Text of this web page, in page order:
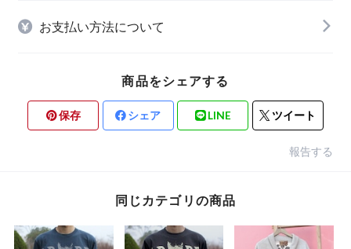
お支払い方法について
商品をシェアする
保存 シェア LINE ツイート
報告する
同じカテゴリの商品